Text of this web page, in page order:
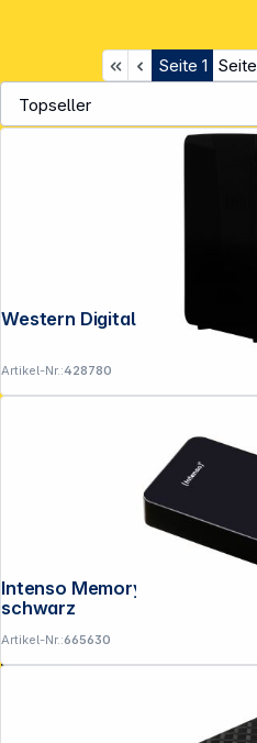
Seite 1 Seite
Artikel-Nr.:428780
Intenso Memory Center 4TB 3,5" USB 3.2 Gen 1x1
schwarz
Artikel-Nr.:665630
Service